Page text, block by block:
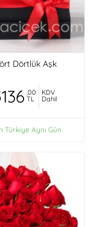
Dörtlük Aşk
,00
TL
KDV
Dahil
Türkiye Aynı Gün